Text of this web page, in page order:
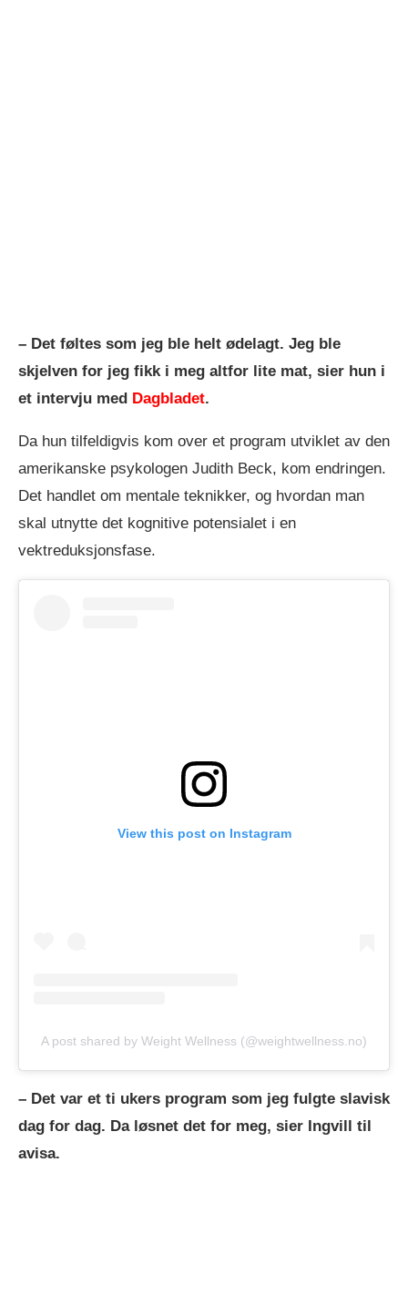
– Det føltes som jeg ble helt ødelagt. Jeg ble
skjelven for jeg fikk i meg altfor lite mat, sier hun i
et intervju med Dagbladet.
Da hun tilfeldigvis kom over et program utviklet av den
amerikanske psykologen Judith Beck, kom endringen.
Det handlet om mentale teknikker, og hvordan man
skal utnytte det kognitive potensialet i en
vektreduksjonsfase.
View this post on Instagram
A post shared by Weight Wellness (@weightwellness.no)
– Det var et ti ukers program som jeg fulgte slavisk
dag for dag. Da løsnet det for meg, sier Ingvill til
avisa.